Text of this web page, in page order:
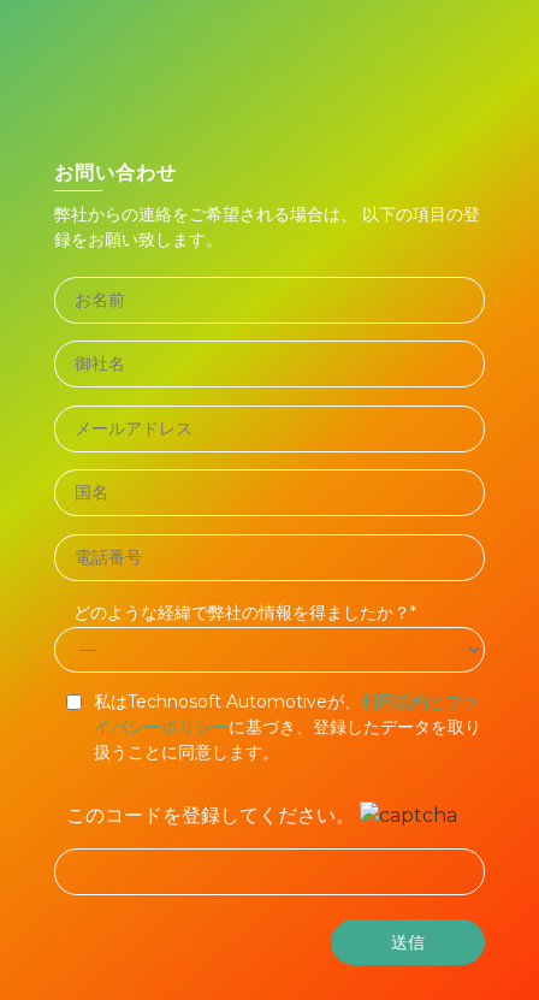
お問い合わせ
弊社からの連絡をご希望される場合は、 以下の項目の登
録をお願い致します。
どのような経緯で弊社の情報を得ましたか？*
私はTechnosoft Automotiveが、 利用規約とプラ
イバシーポリシーに基づき、登録したデータを取り
扱うことに同意します。
このコードを登録してください。